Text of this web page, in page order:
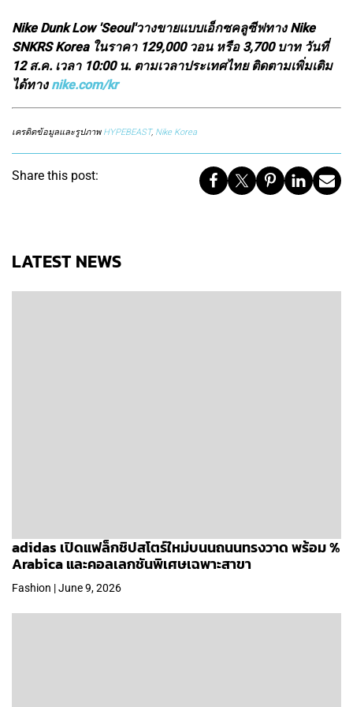
Nike Dunk Low 'Seoul'วางขายแบบเอ็กซคลูซีฟทาง Nike
SNKRS Korea ในราคา 129,000 วอน หรือ 3,700 บาท วันที่
12 ส.ค. เวลา 10:00 น. ตามเวลาประเทศไทย ติดตามเพิ่มเติม
ได้ทาง nike.com/kr
เครดิตข้อมูลและรูปภาพ HYPEBEAST, Nike Korea
Share this post:
LATEST NEWS
adidas เปิดแฟล็กชิปสโตร์ใหม่บนนถนนทรงวาด พร้อม %
Arabica และคอลเลกชันพิเศษเฉพาะสาขา
Fashion | June 9, 2026